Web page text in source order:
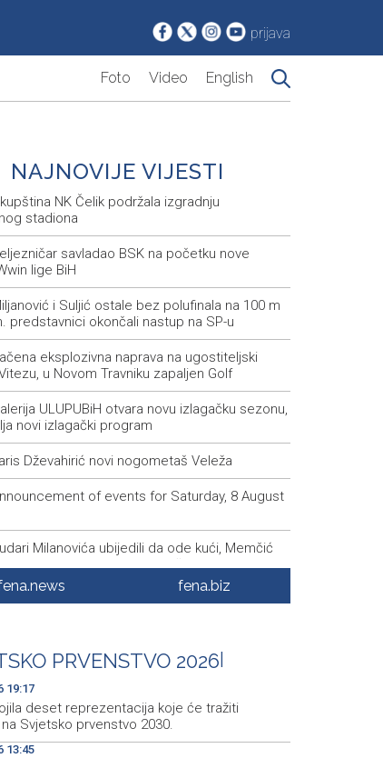
prijava
Foto Video English
NAJNOVIJE VIJESTI
NK Čelik podržala izgradnju
stadiona
savladao BSK na početku nove
lige BiH
i Suljić ostale bez polufinala na 100 m
predstavnici okončali nastup na SP-u
eksplozivna naprava na ugostiteljski
u Novom Travniku zapaljen Golf
ULUPUBiH otvara novu izlagačku sezonu,
novi izlagački program
Dževahirić novi nogometaš Veleža
of events for Saturday, 8 August
Milanovića ubijedili da ode kući, Memčić
vratio u jamu 'Raspotočje'
Film Festival presents Kinoscope and
događaja za 8. 8. 2026. godine (subota)
fena.biz
PRVENSTVO 2026
19:17
deset reprezentacija koje će tražiti
Svjetsko prvenstvo 2030.
13:45